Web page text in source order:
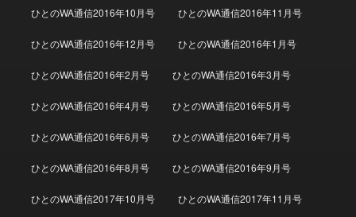
ひとのWA通信2016年10月号 ひとのWA通信2016年11月号
ひとのWA通信2016年12月号 ひとのWA通信2016年1月号
ひとのWA通信2016年2月号 ひとのWA通信2016年3月号
ひとのWA通信2016年4月号 ひとのWA通信2016年5月号
ひとのWA通信2016年6月号 ひとのWA通信2016年7月号
ひとのWA通信2016年8月号 ひとのWA通信2016年9月号
ひとのWA通信2017年10月号 ひとのWA通信2017年11月号